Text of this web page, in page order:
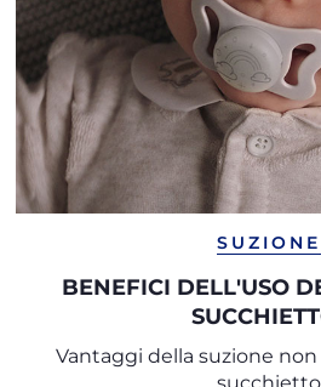
SUZIONE
BENEFICI DELL'USO
Vantaggi della suzione